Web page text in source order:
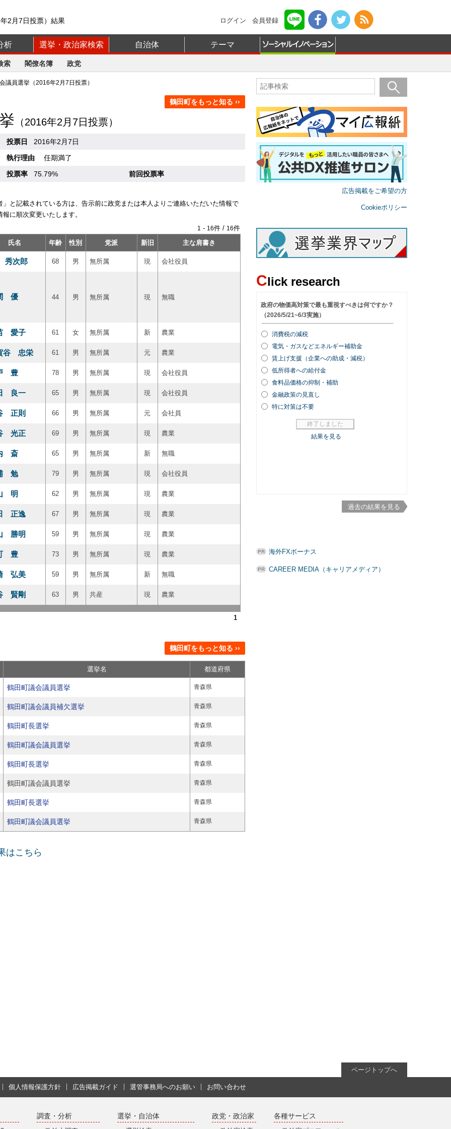
2月7日投票）結果 ログイン 会員登録
析 選挙・政治家検索 自治体 テーマ
索 閣僚名簿 政党
員選挙（2016年2月7日投票）
鶴田町をもっと知る ››
（2016年2月7日投票）
投票日
2016年2月7日
執行理由
任期満了
投票率
75.79% 前回投票率
と記載されている方は、告示前に政党または本人よりご連絡いただいた情報で
に順次変更いたします。
1 - 16件 / 16件
氏名
年齢 性別 党派 新旧 主な肩書き
次郎 68 男 無所属 現 会社役員
優 44 男 無所属 現 無職
愛子 61 女 無所属 新 農業
谷 忠栄 61 男 無所属 元 農業
豊 78 男 無所属 現 会社役員
良一 65 男 無所属 現 会社役員
正則 66 男 無所属 元 会社員
光正 69 男 無所属 現 農業
斎 65 男 無所属 新 無職
勉 79 男 無所属 現 会社役員
明 62 男 無所属 現 農業
正逸 67 男 無所属 現 農業
勝明 59 男 無所属 現 農業
豊 73 男 無所属 現 農業
弘美 59 男 無所属 新 無職
賢剛 63 男 共産 現 農業
1
鶴田町をもっと知る ››
選挙名 都道府県
鶴田町議会議員選挙 青森県
鶴田町議会議員補欠選挙 青森県
鶴田町長選挙 青森県
鶴田町議会議員選挙 青森県
鶴田町長選挙 青森県
鶴田町議会議員選挙 青森県
鶴田町長選挙 青森県
鶴田町議会議員選挙 青森県
はこちら
広告掲載をご希望の方
Cookieポリシー
Click research
過去の結果を見る
海外FXボーナス
CAREER MEDIA（キャリアメディア）
ページトップへ
個人情報保護方針 広告掲載ガイド 選管事務局へのお願い お問い合わせ
調査・分析 選挙・自治体 政党・政治家 各種サービス